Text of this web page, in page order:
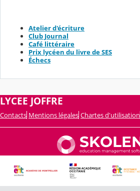
Atelier d'écriture
Club Journal
Café littéraire
Prix lycéen du livre de SES
Échecs
LYCEE JOFFRE
Contacts Mentions légales Chartes d'utilisation